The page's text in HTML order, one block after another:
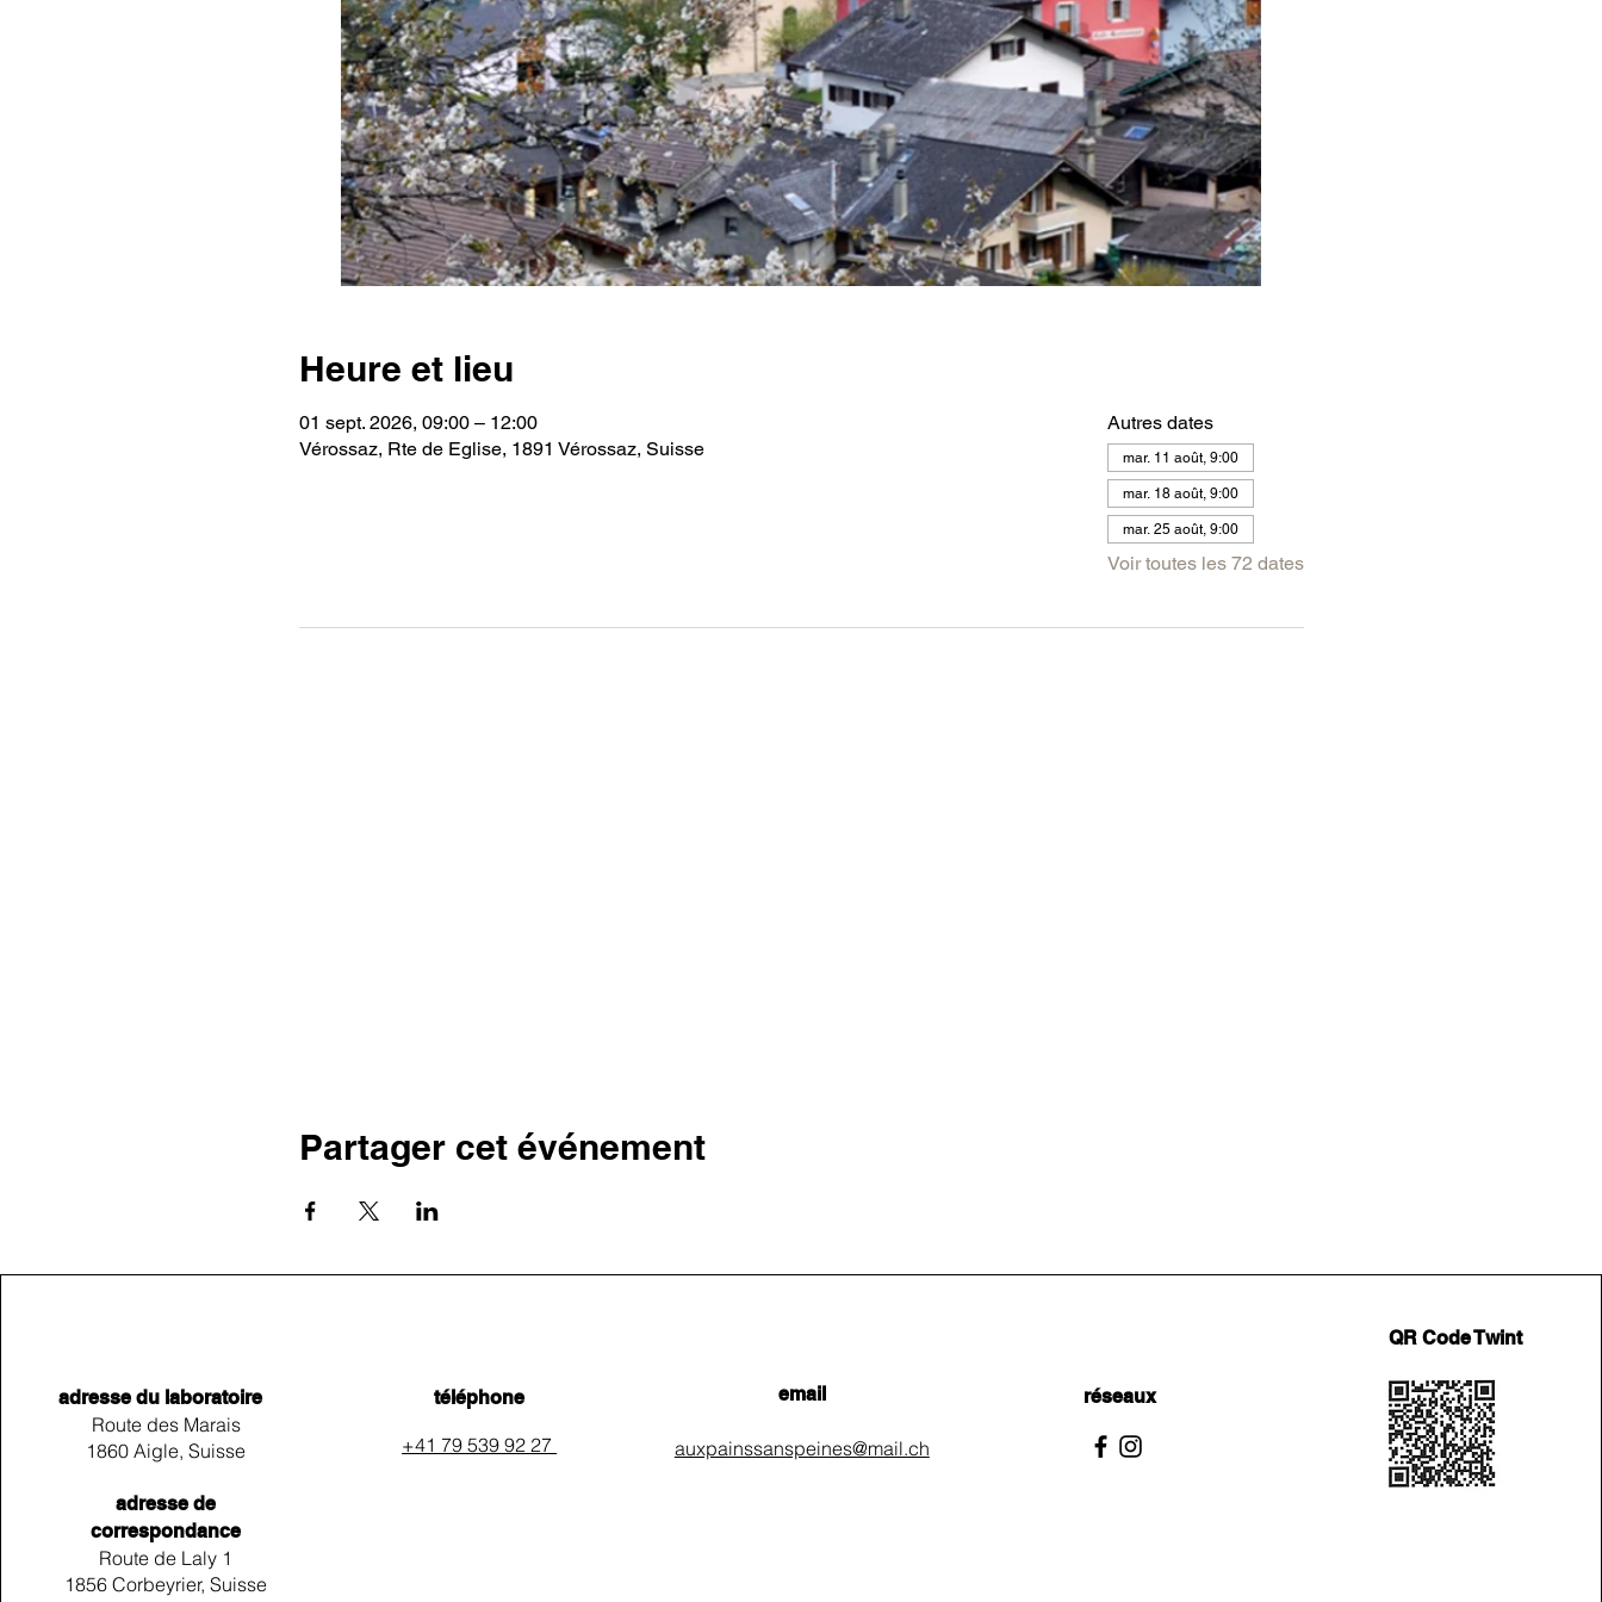
Heure et lieu
01 sept. 2026, 09:00 – 12:00
Vérossaz, Rte de Eglise, 1891 Vérossaz, Suisse
Autres dates
mar. 11 août, 9:00
mar. 18 août, 9:00
mar. 25 août, 9:00
Voir toutes les 72 dates
Partager cet événement
adresse du laboratoire
Route des Marais
1860 Aigle, Suisse
adresse de
correspondance
Route de Laly 1
1856 Corbeyrier, Suisse
téléphone
+41 79 539 92 27
email
auxpainssanspeines@mail.ch
réseaux
QR Code Twint